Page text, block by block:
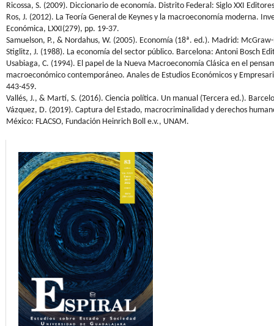
Ricossa, S. (2009). Diccionario de economía. Distrito Federal: Siglo XXI
Ros, J. (2012). La Teoría General de Keynes y la macroeconomía moderna.
Económica, LXXI(279), pp. 19-37.
Samuelson, P., & Nordahus, W. (2005). Economía (18ª. ed.). Madrid:
Stiglitz, J. (1988). La economía del sector público. Barcelona: Antoni Bosch
Usabiaga, C. (1994). El papel de la Nueva Macroeconomía Clásica en el
macroeconómico contemporáneo. Anales de Estudios Económicos y
443-459.
Vallés, J., & Martí, S. (2016). Ciencia política. Un manual (Tercera ed.).
Vázquez, D. (2019). Captura del Estado, macrocriminalidad y derechos
México: FLACSO, Fundación Heinrich Boll e.v., UNAM.